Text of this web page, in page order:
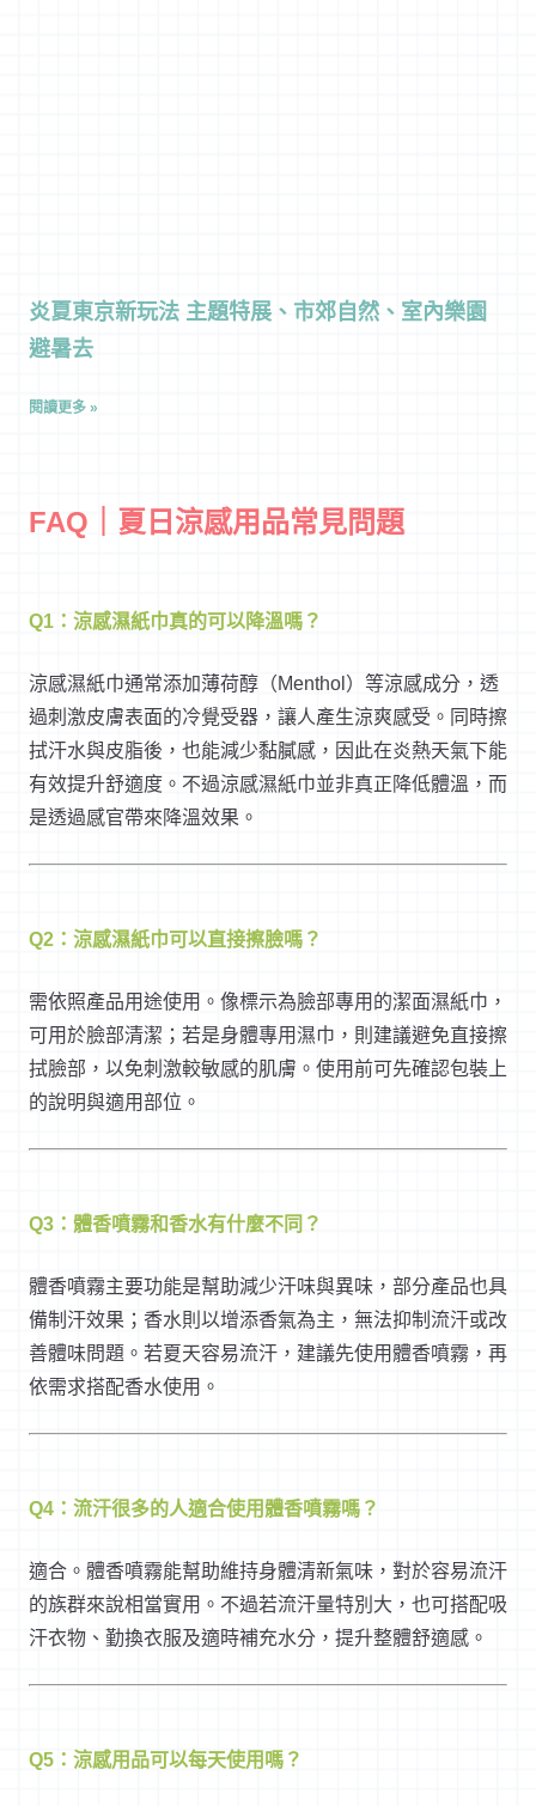
炎夏東京新玩法 主題特展、市郊自然、室內樂園
避暑去
閱讀更多 »
FAQ｜夏日涼感用品常見問題
Q1：涼感濕紙巾真的可以降溫嗎？
涼感濕紙巾通常添加薄荷醇（Menthol）等涼感成分，透
過刺激皮膚表面的冷覺受器，讓人產生涼爽感受。同時擦
拭汗水與皮脂後，也能減少黏膩感，因此在炎熱天氣下能
有效提升舒適度。不過涼感濕紙巾並非真正降低體溫，而
是透過感官帶來降溫效果。
Q2：涼感濕紙巾可以直接擦臉嗎？
需依照產品用途使用。像標示為臉部專用的潔面濕紙巾，
可用於臉部清潔；若是身體專用濕巾，則建議避免直接擦
拭臉部，以免刺激較敏感的肌膚。使用前可先確認包裝上
的說明與適用部位。
Q3：體香噴霧和香水有什麼不同？
體香噴霧主要功能是幫助減少汗味與異味，部分產品也具
備制汗效果；香水則以增添香氣為主，無法抑制流汗或改
善體味問題。若夏天容易流汗，建議先使用體香噴霧，再
依需求搭配香水使用。
Q4：流汗很多的人適合使用體香噴霧嗎？
適合。體香噴霧能幫助維持身體清新氣味，對於容易流汗
的族群來說相當實用。不過若流汗量特別大，也可搭配吸
汗衣物、勤換衣服及適時補充水分，提升整體舒適感。
Q5：涼感用品可以每天使用嗎？